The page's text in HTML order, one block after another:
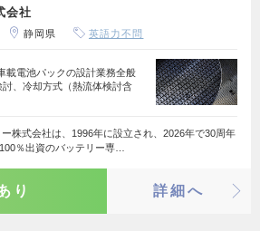
会社
静岡県 英語力不問
電池パックの設計業務全般
、冷却方式（熱流体検討含
ー株式会社は、1996年に設立され、2026年で30周年
％出資のバッテリー専…
り 詳細へ